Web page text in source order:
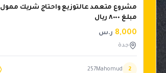
مشروع متعمد عالتوزيع واحتاج شريك ممول
مبلغ ٨٠٠٠ ريال
8,000 ر.س
جدة
2
257Mahomud